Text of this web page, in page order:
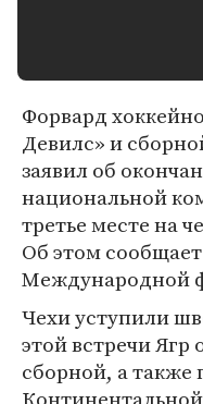
Форвард
Девилс» и
заявил об
национальной
третье месте на
Об этом
Международной
Чехи уступили
этой встречи Ягр
сборной, а также